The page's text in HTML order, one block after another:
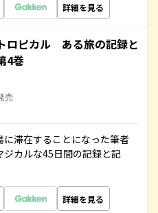
詳細を見る
ロピカル ある旅の記録と
4巻
売
滞在することになった筆者
カルな45日間の記録と記
詳細を見る